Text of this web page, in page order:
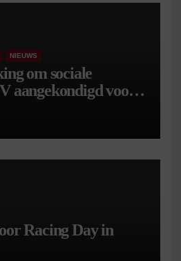
NIEUWS
om sociale
aangekondigd voor 9
Racing Day in